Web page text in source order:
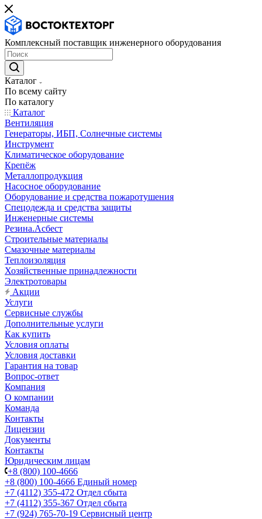
Комплексный поставщик инженерного оборудования
Каталог
По всему сайту
По каталогу
Каталог
Вентиляция
Генераторы, ИБП, Солнечные системы
Инструмент
Климатическое оборудование
Крепёж
Металлопродукция
Насосное оборудование
Оборудование и средства пожаротушения
Спецодежда и средства защиты
Инженерные системы
Резина.Асбест
Строительные материалы
Смазочные материалы
Теплоизоляция
Хозяйственные принадлежности
Электротовары
Акции
Услуги
Сервисные службы
Дополнительные услуги
Как купить
Условия оплаты
Условия доставки
Гарантия на товар
Вопрос-ответ
Компания
О компании
Команда
Контакты
Лицензии
Документы
Контакты
Юридическим лицам
+8 (800) 100-4666
+8 (800) 100-4666 Единый номер
+7 (4112) 355-472 Отдел сбыта
+7 (4112) 355-367 Отдел сбыта
+7 (924) 765-70-19 Сервисный центр